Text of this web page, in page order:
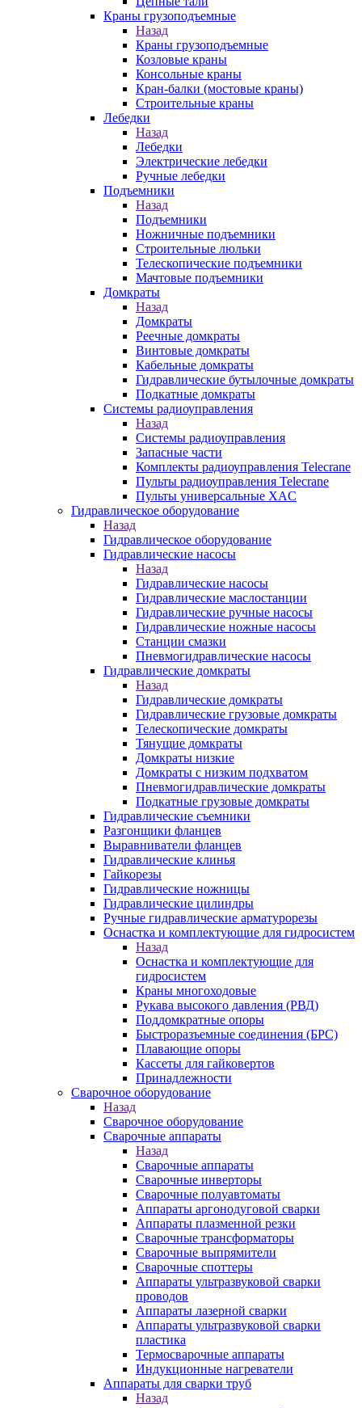
Краны грузоподъемные
Назад
Краны грузоподъемные
Козловые краны
Консольные краны
Кран-балки (мостовые краны)
Строительные краны
Лебедки
Назад
Лебедки
Электрические лебедки
Ручные лебедки
Подъемники
Назад
Подъемники
Ножничные подъемники
Строительные люльки
Телескопические подъемники
Мачтовые подъемники
Домкраты
Назад
Домкраты
Реечные домкраты
Винтовые домкраты
Кабельные домкраты
Гидравлические бутылочные домкраты
Подкатные домкраты
Системы радиоуправления
Назад
Системы радиоуправления
Запасные части
Комплекты радиоуправления Telecrane
Пульты радиоуправления Telecrane
Пульты универсальные XAC
Гидравлическое оборудование
Назад
Гидравлическое оборудование
Гидравлические насосы
Назад
Гидравлические насосы
Гидравлические маслостанции
Гидравлические ручные насосы
Гидравлические ножные насосы
Станции смазки
Пневмогидравлические насосы
Гидравлические домкраты
Назад
Гидравлические домкраты
Гидравлические грузовые домкраты
Телескопические домкраты
Тянущие домкраты
Домкраты низкие
Домкраты с низким подхватом
Пневмогидравлические домкраты
Подкатные грузовые домкраты
Гидравлические съемники
Разгонщики фланцев
Выравниватели фланцев
Гидравлические клинья
Гайкорезы
Гидравлические ножницы
Гидравлические цилиндры
Ручные гидравлические арматурорезы
Оснастка и комплектующие для гидросистем
Назад
Оснастка и комплектующие для
гидросистем
Краны многоходовые
Рукава высокого давления (РВД)
Поддомкратные опоры
Быстроразъемные соединения (БРС)
Плавающие опоры
Кассеты для гайковертов
Принадлежности
Сварочное оборудование
Назад
Сварочное оборудование
Сварочные аппараты
Назад
Сварочные аппараты
Сварочные инверторы
Сварочные полуавтоматы
Аппараты аргонодуговой сварки
Аппараты плазменной резки
Сварочные трансформаторы
Сварочные выпрямители
Сварочные споттеры
Аппараты ультразвуковой сварки
проводов
Аппараты лазерной сварки
Аппараты ультразвуковой сварки
пластика
Термосварочные аппараты
Индукционные нагреватели
Аппараты для сварки труб
Назад